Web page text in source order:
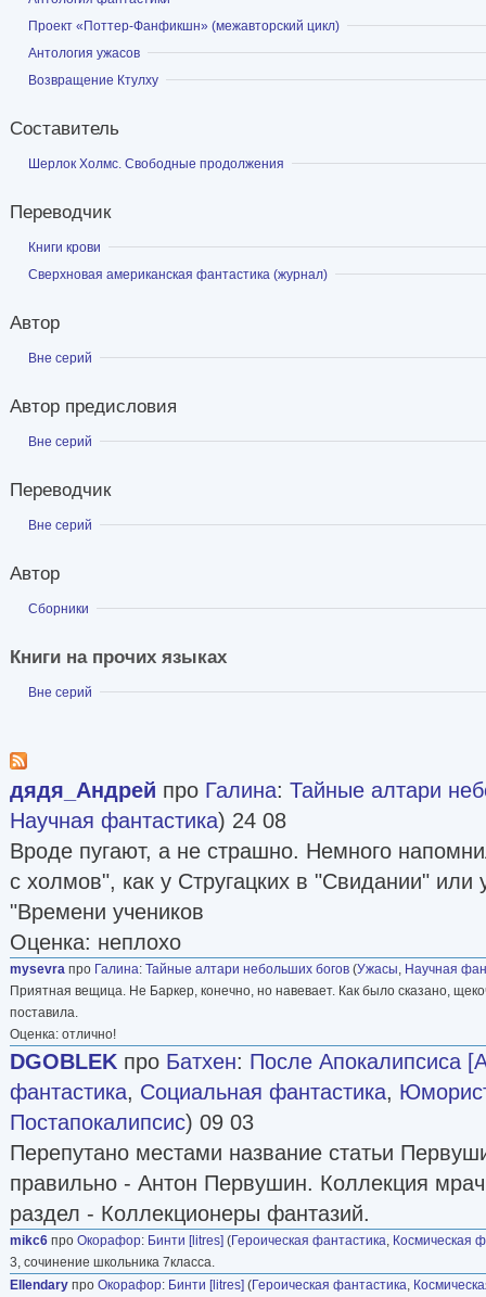
Показать
Проект «Поттер-Фанфикшн» (межавторский цикл)
Показать
Антология ужасов
Показать
Возвращение Ктулху
Составитель
Показать
Шерлок Холмс. Свободные продолжения
Переводчик
Показать
Книги крови
Показать
Сверхновая американская фантастика (журнал)
Автор
Показать
Вне серий
Автор предисловия
Показать
Вне серий
Переводчик
Показать
Вне серий
Автор
Показать
Сборники
Книги на прочих языках
Показать
Вне серий
дядя_Андрей про Галина: Тайные алтари
Научная фантастика) 24 08
Вроде пугают, а не страшно. Немного
с холмов", как у Стругацких в "Свидании" или
"Времени учеников
Оценка: неплохо
mysevra про Галина: Тайные алтари небольших богов (Ужасы, Научная
Приятная вещица. Не Баркер, конечно, но навевает. Как было сказано,
поставила.
Оценка: отлично!
DGOBLEK про Батхен: После Апокалипсиса
фантастика, Социальная фантастика,
Постапокалипсис) 09 03
Перепутано местами название статьи
правильно - Антон Первушин. Коллекция
раздел - Коллекционеры фантазий.
mikc6 про Окорафор: Бинти [litres] (Героическая фантастика, Космическая
3, сочинение школьника 7класса.
Ellendary про Окорафор: Бинти [litres] (Героическая фантастика,